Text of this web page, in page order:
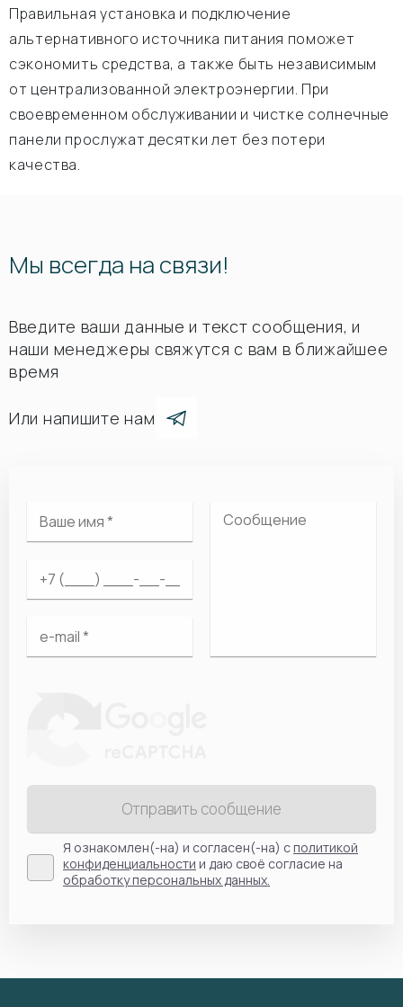
Правильная установка и подключение
альтернативного источника питания поможет
сэкономить средства, а также быть независимым
от централизованной электроэнергии. При
своевременном обслуживании и чистке солнечные
панели прослужат десятки лет без потери
качества.
Мы всегда на связи!
Введите ваши данные и текст сообщения, и
наши менеджеры свяжутся с вам в ближайшее
время
Или напишите нам
Отправить сообщение
Я ознакомлен(-на) и согласен(-на) сполитикой
конфиденциальности и даю своё согласие на
обработку персональных данных.